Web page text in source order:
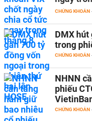
CHỨNG KHOÁN
DMX hút
trong
CHỨNG KHOÁN
NHNN
phiếu
CHỨNG KHOÁN